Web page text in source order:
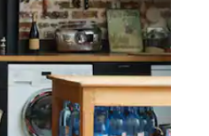
con el tacto o desliza el dedo.